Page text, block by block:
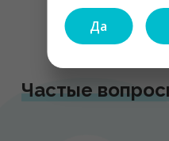
Да
Частые